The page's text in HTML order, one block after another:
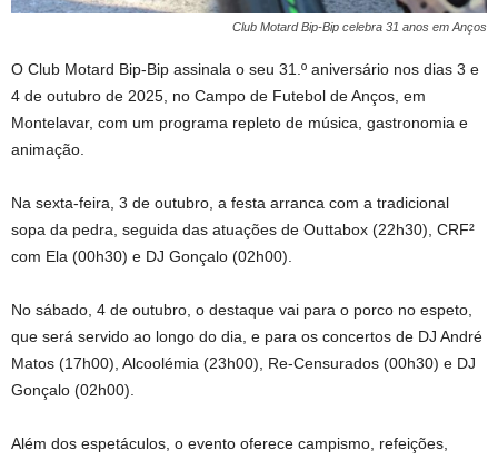
Club Motard Bip-Bip celebra 31 anos em Anços
O Club Motard Bip-Bip assinala o seu 31.º aniversário nos dias 3 e
4 de outubro de 2025, no Campo de Futebol de Anços, em
Montelavar, com um programa repleto de música, gastronomia e
animação.
Na sexta-feira, 3 de outubro, a festa arranca com a tradicional
sopa da pedra, seguida das atuações de Outtabox (22h30), CRF²
com Ela (00h30) e DJ Gonçalo (02h00).
No sábado, 4 de outubro, o destaque vai para o porco no espeto,
que será servido ao longo do dia, e para os concertos de DJ André
Matos (17h00), Alcoolémia (23h00), Re-Censurados (00h30) e DJ
Gonçalo (02h00).
Além dos espetáculos, o evento oferece campismo, refeições,